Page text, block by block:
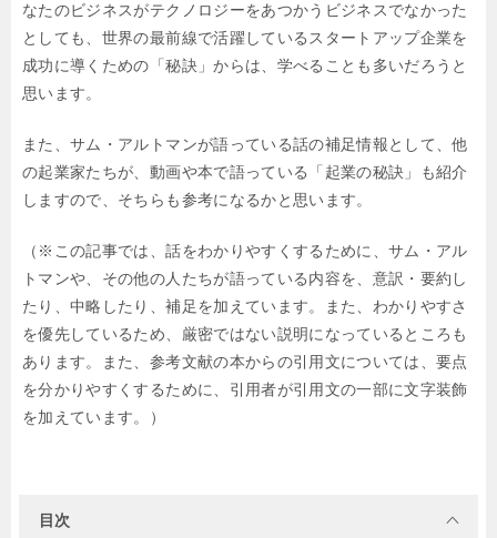
なたのビジネスがテクノロジーをあつかうビジネスでなかった
としても、世界の最前線で活躍しているスタートアップ企業を
成功に導くための「秘訣」からは、学べることも多いだろうと
思います。
また、サム・アルトマンが語っている話の補足情報として、他
の起業家たちが、動画や本で語っている「起業の秘訣」も紹介
しますので、そちらも参考になるかと思います。
（※この記事では、話をわかりやすくするために、サム・アル
トマンや、その他の人たちが語っている内容を、意訳・要約し
たり、中略したり、補足を加えています。また、わかりやすさ
を優先しているため、厳密ではない説明になっているところも
あります。また、参考文献の本からの引用文については、要点
を分かりやすくするために、引用者が引用文の一部に文字装飾
を加えています。）
目次